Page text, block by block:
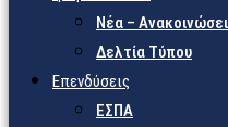
Νέα –
Δελτία Τύπου
Επενδύσεις
ΕΣΠΑ